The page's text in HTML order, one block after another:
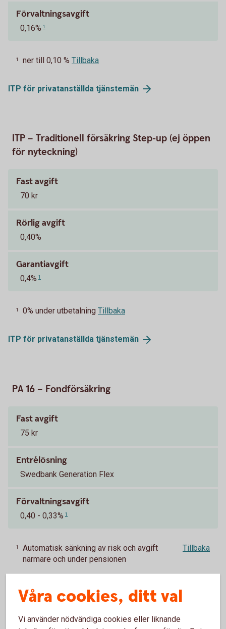
Förvaltningsavgift
0,16% 1
1 ner till 0,10 % Tillbaka
ITP för privatanställda tjänstemän
ITP – Traditionell försäkring Step-up (ej öppen
för nyteckning)
Fast avgift
70 kr
Rörlig avgift
0,40%
Garantiavgift
0,4% 1
1 0% under utbetalning Tillbaka
ITP för privatanställda tjänstemän
PA 16 – Fondförsäkring
Fast avgift
75 kr
Entrélösning
Swedbank Generation Flex
Förvaltningsavgift
0,40 - 0,33% 1
1
Automatisk sänkning av risk och avgift
närmare och under pensionen
Tillbaka
PA 16 – tjänstepension för statligtanställda
Våra cookies, ditt val
Vi använder nödvändiga cookies eller liknande